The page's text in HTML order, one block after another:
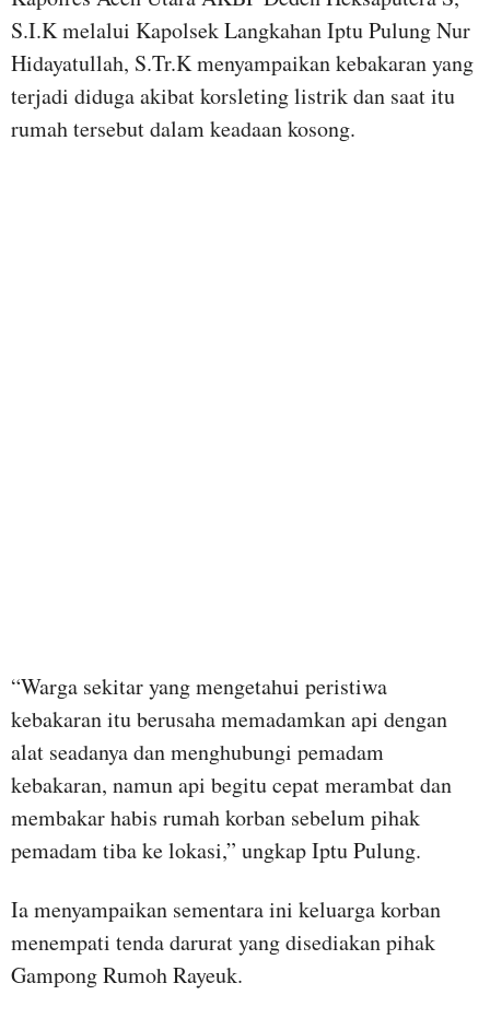
S.I.K melalui Kapolsek Langkahan Iptu Pulung Nur
Hidayatullah, S.Tr.K menyampaikan kebakaran yang
terjadi diduga akibat korsleting listrik dan saat itu
rumah tersebut dalam keadaan kosong.
“Warga sekitar yang mengetahui peristiwa
kebakaran itu berusaha memadamkan api dengan
alat seadanya dan menghubungi pemadam
kebakaran, namun api begitu cepat merambat dan
membakar habis rumah korban sebelum pihak
pemadam tiba ke lokasi,” ungkap Iptu Pulung.
Ia menyampaikan sementara ini keluarga korban
menempati tenda darurat yang disediakan pihak
Gampong Rumoh Rayeuk.